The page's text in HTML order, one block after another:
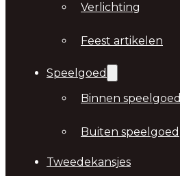
Verlichting
Feest artikelen
Speelgoed
Binnen speelgoed
Buiten speelgoed
Tweedekansjes